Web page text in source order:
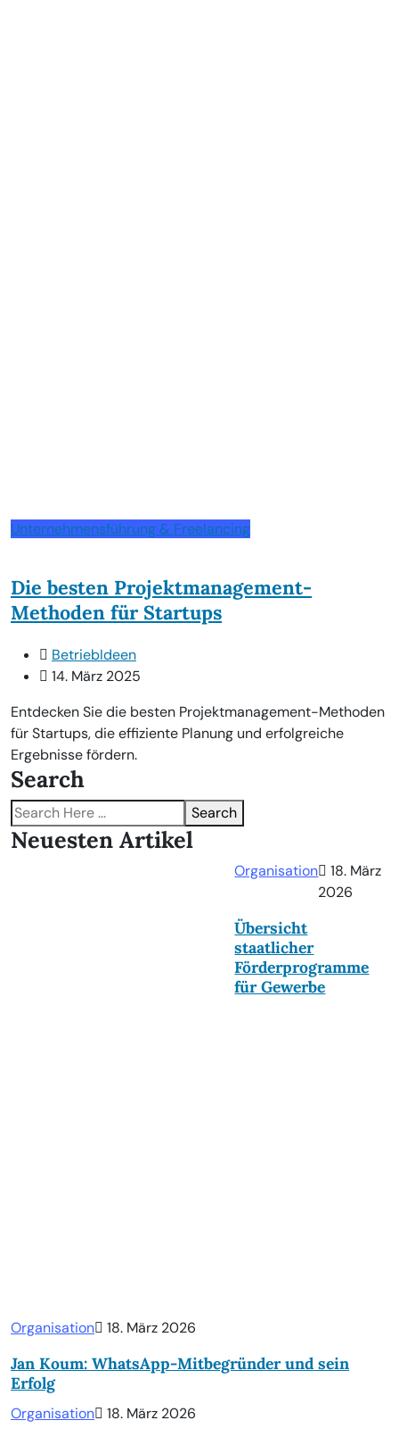
Unternehmensführung & Freelancing
Die besten Projektmanagement-
Methoden für Startups
BetriebIdeen
14. März 2025
Entdecken Sie die besten Projektmanagement-Methoden
für Startups, die effiziente Planung und erfolgreiche
Ergebnisse fördern.
Search
Search
Neuesten Artikel
Organisation
18. März
2026
Übersicht
staatlicher
Förderprogramme
für Gewerbe
Organisation 18. März 2026
Jan Koum: WhatsApp-Mitbegründer und sein
Erfolg
Organisation 18. März 2026